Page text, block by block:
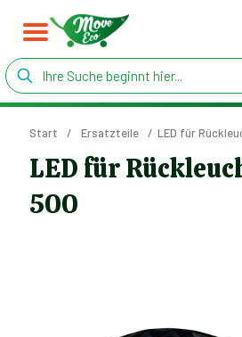
Start / Ersatzteile / LED für
LED für
500